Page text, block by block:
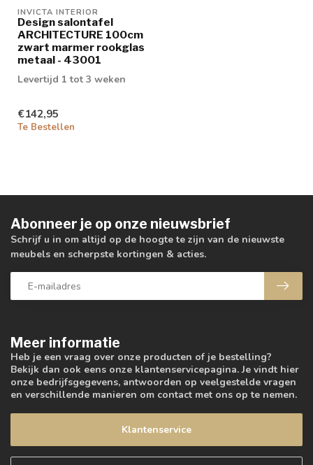
INVICTA INTERIOR
Design salontafel
ARCHITECTURE 100cm
zwart marmer rookglas
metaal - 43001
Levertijd 1 tot 3 weken
€142,95
Te Bestellen
Meer informatie
Heb je een vraag over onze producten of je bestelling?
Bekijk dan ook eens onze klantenservicepagina. Je vindt hier
onze bedrijfsgegevens, antwoorden op veelgestelde vragen
en verschillende manieren om contact met ons op te nemen.
Klantenservice
Abonneer je op onze nieuwsbrief
Schrijf u in om altijd op de hoogte te zijn van de nieuwste
meubels en scherpste kortingen & acties.